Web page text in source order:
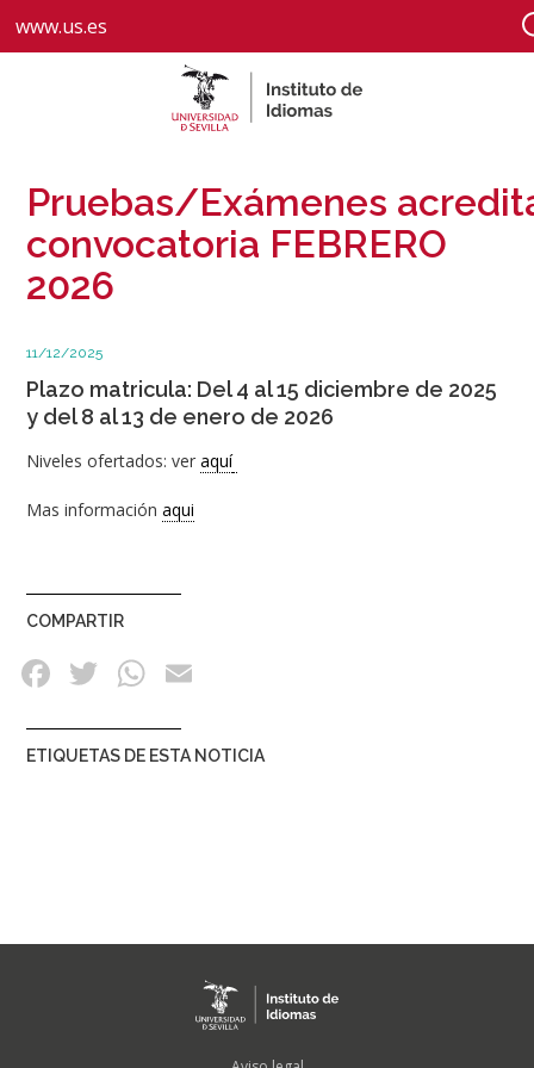
www.us.es
Pruebas/Exámenes
convocatoria FEBRERO
2026
11/12/2025
Plazo matricula: Del 4 al 15 diciembre de 2025
y del 8 al 13 de enero de 2026
Niveles ofertados: veraquí
Mas informaciónaqui
COMPARTIR
ETIQUETAS DE ESTA NOTICIA